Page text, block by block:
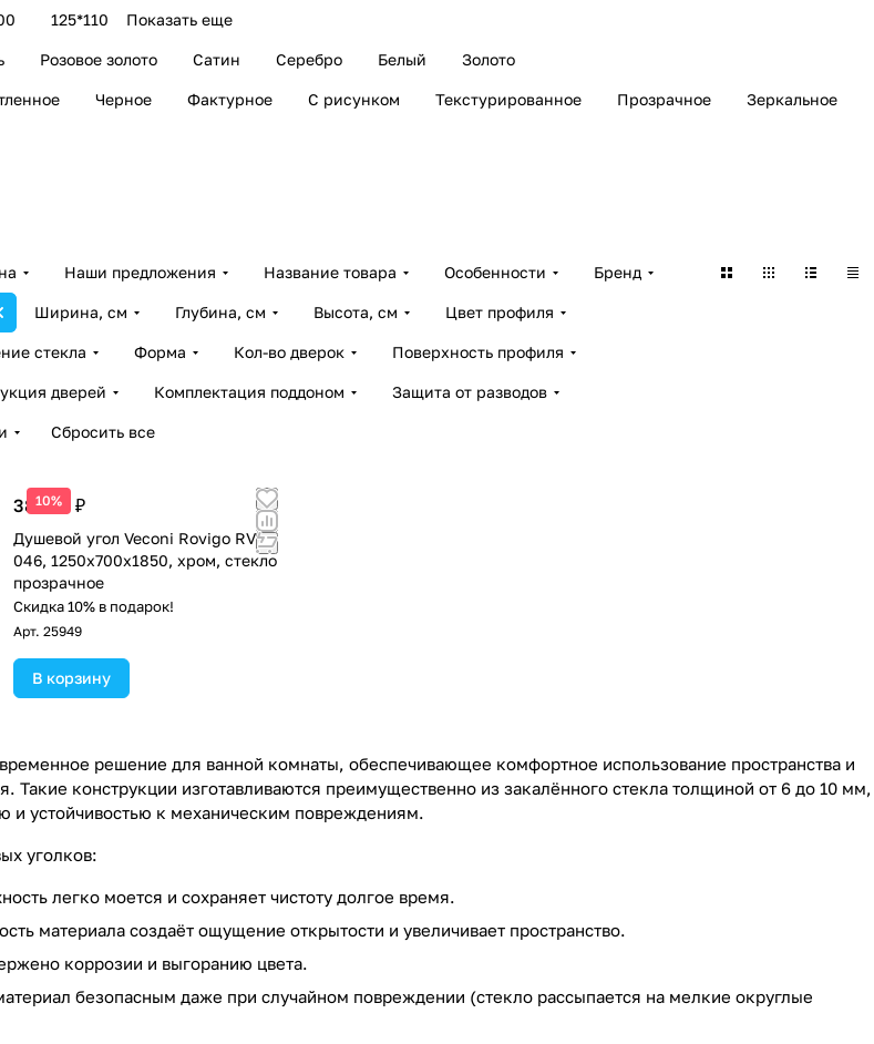
125*110 Показать еще
Розовое золото Сатин Серебро Белый Золото
Черное Фактурное С рисунком Текстурированное Прозрачное Зеркальное
Наши предложения Название товара Особенности Бренд
Ширина, см Глубина, см Высота, см Цвет профиля
стекла Форма Кол-во дверок Поверхность профиля
дверей Комплектация поддоном Защита от разводов
Сбросить все
10%
38 957 ₽
Душевой угол Veconi Rovigo RV-
046, 1250х700х1850, хром, стекло
прозрачное
Скидка 10% в подарок!
Арт. 25949
В корзину
решение для ванной комнаты, обеспечивающее комфортное использование пространства и
конструкции изготавливаются преимущественно из закалённого стекла толщиной от 6 до 10 мм,
и устойчивостью к механическим повреждениям.
уголков:
легко моется и сохраняет чистоту долгое время.
материала создаёт ощущение открытости и увеличивает пространство.
коррозии и выгоранию цвета.
безопасным даже при случайном повреждении (стекло рассыпается на мелкие округлые